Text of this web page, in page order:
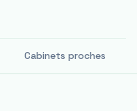
Cabinets proches